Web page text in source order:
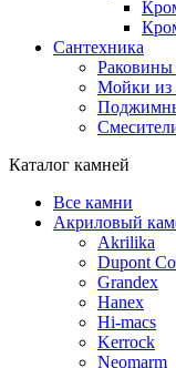
Сантехника
Раковины
Мойки из
Каталог камней
Все камни
Акриловый
Akrilika
Dupont
Grandex
Hanex
Hi-macs
Kerrock
Neomarm